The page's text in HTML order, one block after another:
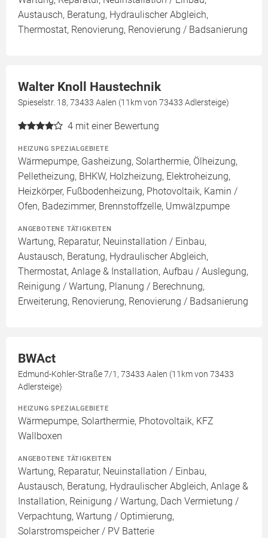
Austausch, Beratung, Hydraulischer Abgleich,
Thermostat, Renovierung, Renovierung / Badsanierung
Walter Knoll Haustechnik
Spieselstr. 18, 73433 Aalen (11km von 73433 Adlersteige)
4 mit einer Bewertung
HEIZUNG SPEZIALGEBIETE
Wärmepumpe, Gasheizung, Solarthermie, Ölheizung,
Pelletheizung, BHKW, Holzheizung, Elektroheizung,
Heizkörper, Fußbodenheizung, Photovoltaik, Kamin /
Ofen, Badezimmer, Brennstoffzelle, Umwälzpumpe
ANGEBOTENE TÄTIGKEITEN
Wartung, Reparatur, Neuinstallation / Einbau,
Austausch, Beratung, Hydraulischer Abgleich,
Thermostat, Anlage & Installation, Aufbau / Auslegung,
Reinigung / Wartung, Planung / Berechnung,
Erweiterung, Renovierung, Renovierung / Badsanierung
BWAct
Edmund-Kohler-Straße 7/1, 73433 Aalen (11km von 73433
Adlersteige)
HEIZUNG SPEZIALGEBIETE
Wärmepumpe, Solarthermie, Photovoltaik, KFZ
Wallboxen
ANGEBOTENE TÄTIGKEITEN
Wartung, Reparatur, Neuinstallation / Einbau,
Austausch, Beratung, Hydraulischer Abgleich, Anlage &
Installation, Reinigung / Wartung, Dach Vermietung /
Verpachtung, Wartung / Optimierung,
Solarstromspeicher / PV Batterie